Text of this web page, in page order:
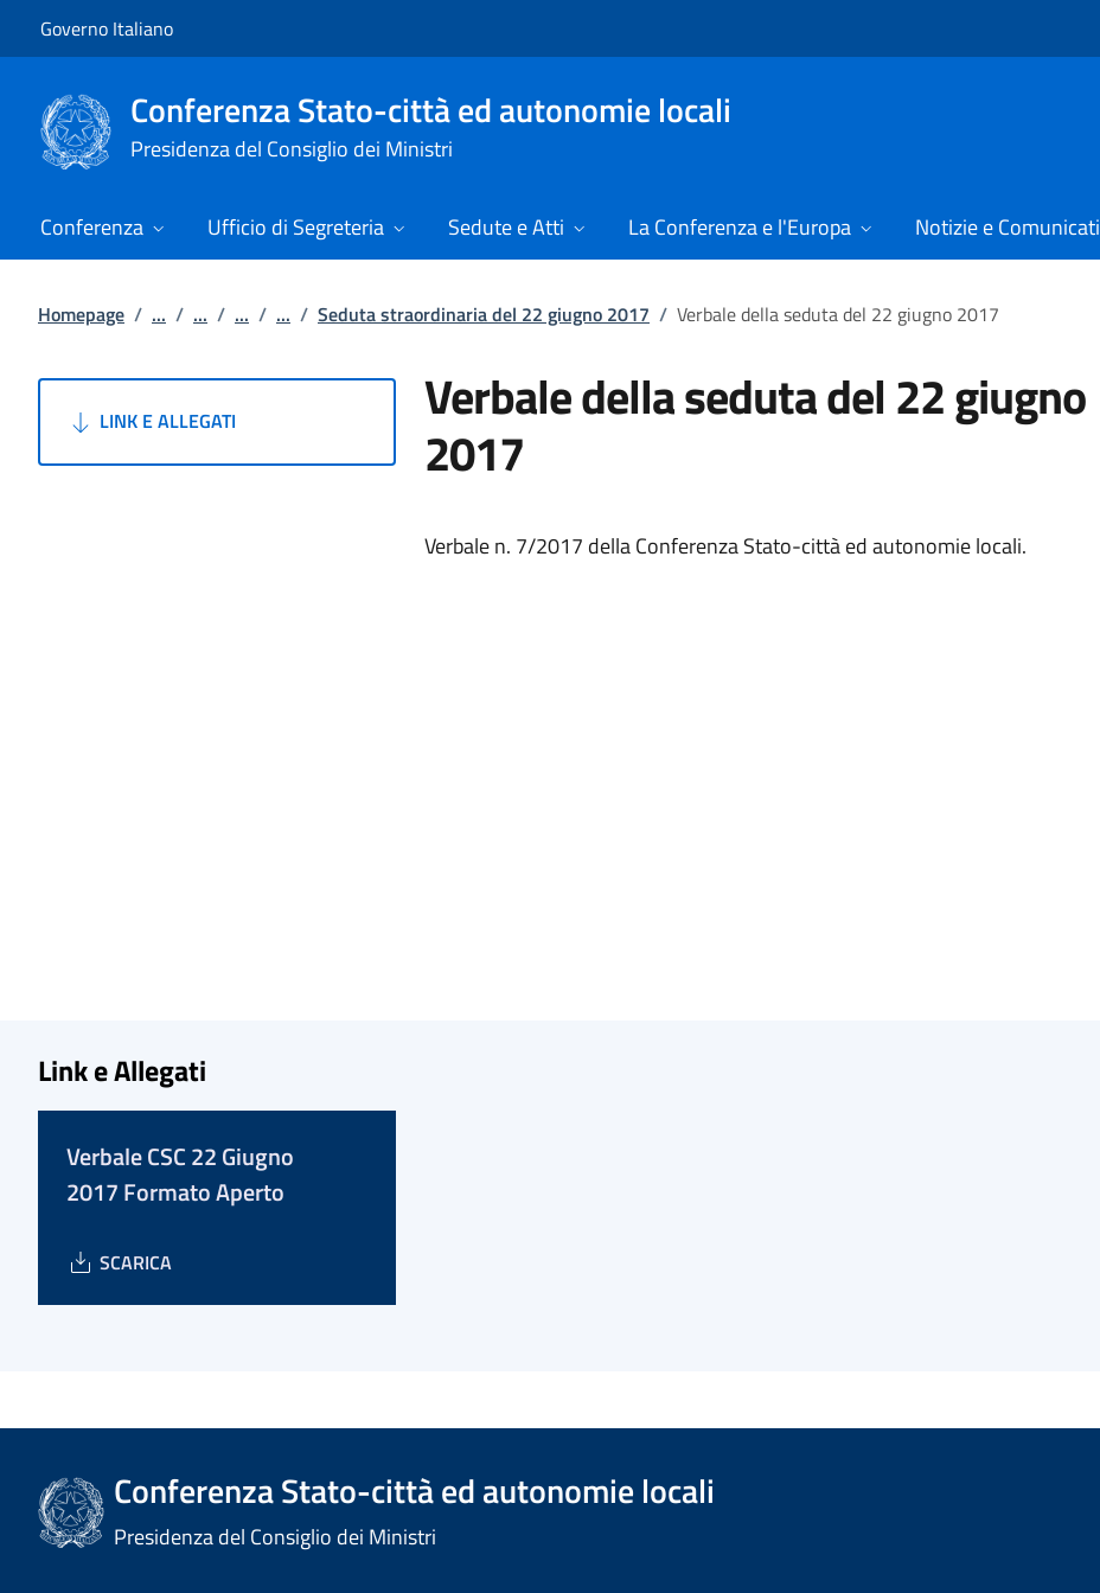
Governo Italiano
Conferenza Stato-città ed autonomie locali
Presidenza del Consiglio dei Ministri
Conferenza Ufficio di Segreteria Sedute e Atti La Conferenza e l'Europa Notizie e Comunicati
Homepage / ... / ... / ... / ... / Seduta straordinaria del 22 giugno 2017 / Verbale della seduta del 22 giugno 2017
LINK E ALLEGATI Verbale della seduta del 22 giugno
2017
Verbale n. 7/2017 della Conferenza Stato-città ed autonomie locali.
Link e Allegati
Verbale CSC 22 Giugno
2017 Formato Aperto
SCARICA
Conferenza Stato-città ed autonomie locali
Presidenza del Consiglio dei Ministri